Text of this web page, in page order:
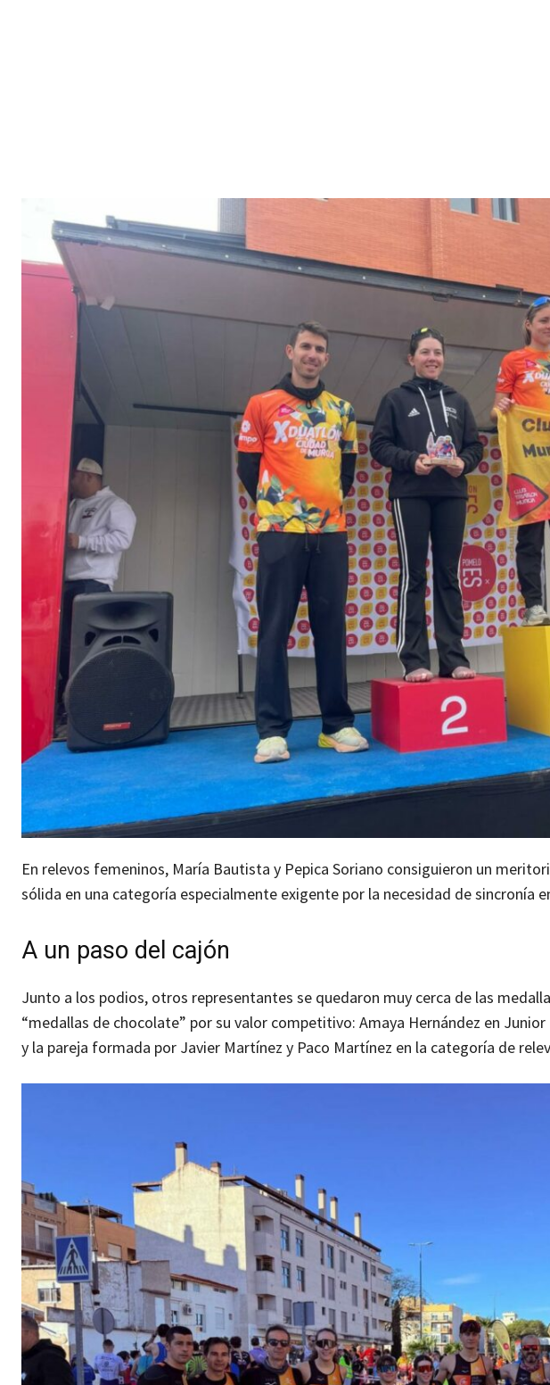
En relevos femeninos, María Bautista y Pepica Soriano consiguieron un
sólida en una categoría especialmente exigente por la necesidad de sincronía
A un paso del cajón
Junto a los podios, otros representantes se quedaron muy cerca de las
“medallas de chocolate” por su valor competitivo: Amaya Hernández en
y la pareja formada por Javier Martínez y Paco Martínez en la categoría de